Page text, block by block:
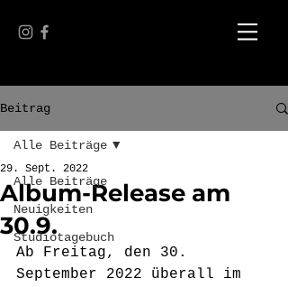
Beitrag
Alle Beiträge
Neuigkeiten
Studiotagebuch
Alle Beiträge
Album-Release am
30.9.
29. Sept. 2022
Ab Freitag, den 30.
September 2022 überall im